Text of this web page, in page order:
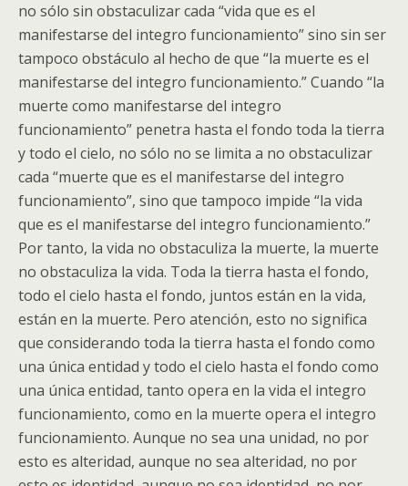
no sólo sin obstaculizar cada “vida que es el
manifestarse del integro funcionamiento” sino sin ser
tampoco obstáculo al hecho de que “la muerte es el
manifestarse del integro funcionamiento.” Cuando “la
muerte como manifestarse del integro
funcionamiento” penetra hasta el fondo toda la tierra
y todo el cielo, no sólo no se limita a no obstaculizar
cada “muerte que es el manifestarse del integro
funcionamiento”, sino que tampoco impide “la vida
que es el manifestarse del integro funcionamiento.”
Por tanto, la vida no obstaculiza la muerte, la muerte
no obstaculiza la vida. Toda la tierra hasta el fondo,
todo el cielo hasta el fondo, juntos están en la vida,
están en la muerte. Pero atención, esto no significa
que considerando toda la tierra hasta el fondo como
una única entidad y todo el cielo hasta el fondo como
una única entidad, tanto opera en la vida el integro
funcionamiento, como en la muerte opera el integro
funcionamiento. Aunque no sea una unidad, no por
esto es alteridad, aunque no sea alteridad, no por